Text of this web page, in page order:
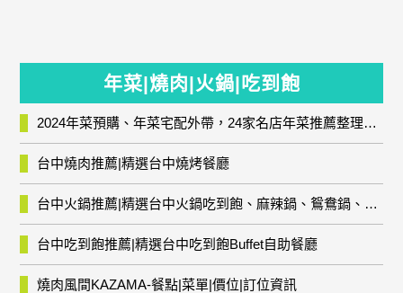
年菜|燒肉|火鍋|吃到飽
2024年菜預購、年菜宅配外帶，24家名店年菜推薦整理，圍爐輕鬆上菜團圓趣
台中燒肉推薦|精選台中燒烤餐廳
台中火鍋推薦|精選台中火鍋吃到飽、麻辣鍋、鴛鴦鍋、石頭火鍋、酸菜白肉鍋、海鮮鍋、燒酒雞、麻油雞、壽喜燒等熱門人氣火鍋店!
台中吃到飽推薦|精選台中吃到飽Buffet自助餐廳
燒肉風間KAZAMA-餐點|菜單|價位|訂位資訊